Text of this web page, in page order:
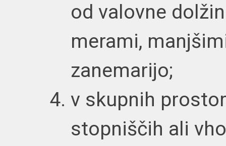
od valovne
merami,
zanemarijo;
v skupnih
stopniščih ali